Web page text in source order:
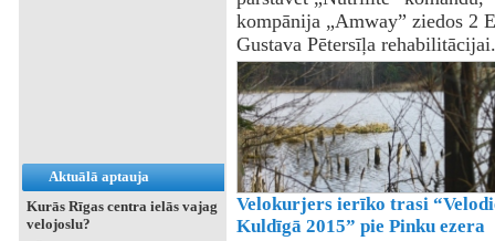
Aktuālā aptauja
Kurās Rīgas centra ielās vajag
velojoslu?
kompānija „Amway” ziedos 2
Gustava Pētersīļa rehabilitācijai.
Velokurjers ierīko trasi
Kuldīgā 2015” pie Pinku ezera